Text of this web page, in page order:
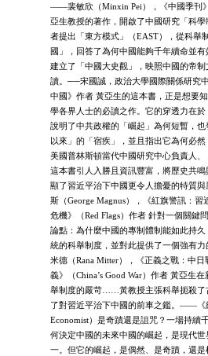
——裴敏欣（Minxin Pei），《中國季刊
亞生教授的著作，開啟了中國研究「科
者提出「東方模式」（EAST），從科舉
國」，回答了為何中國能夠千年續命並
建立了「中國大史觀」，映照中國的帝
讀。──宋國誠，政治大學國際關係研究
中國》作者 黃亞生的這本書，正是想要
學各界人士的必讀之作。它的穿透力在
說明了中共政權的「崛起」為何短暫，
以來」的「宿疾」，並且指出它為何必
美國普林斯頓當代中國研究中心負責人
這本書引人入勝且資訊豐富，將歷史共
顯了習近平治下中國更令人擔憂的特質
斯（George Magnus），《紅旗警訊：習
危機》（Red Flags）作者 針對一個關鍵
論點：為什麼中國的專制體制能如此持
統的科舉制度，並對此提供了一個強有
米德（Rana Mitter），《正義之戰：中
義》（China’s Good War）作者 黃亞生
舉制度的嚴苛……黃教授主張科舉扼殺了
了對習近平治下中國的前車之鑑。——《
Economist）是奇蹟還是詛咒？一場持續
何決定中國的未來中國的崛起，是現代世
一。但它的崛起，是偶然、是奇蹟，還是